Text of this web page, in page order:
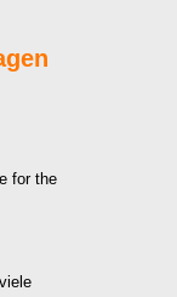
for the